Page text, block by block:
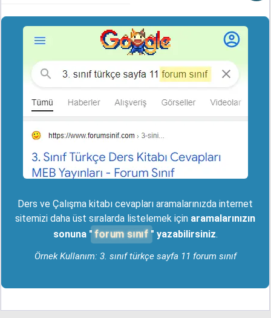
Ders ve Çalışma kitabı cevapları aramalarınızda internet
sitemizi daha üst sıralarda listelemek için aramalarınızın
sonuna " forum sınıf " yazabilirsiniz.
Örnek Kullanım: 3. sınıf türkçe sayfa 11 forum sınıf